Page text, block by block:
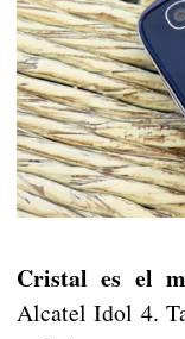
Cristal es el
Alcatel Idol 4.